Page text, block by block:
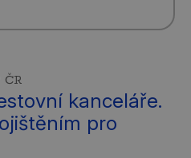
ČR
kanceláře.
pro